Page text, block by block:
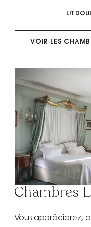
LIT
VOIR LES
Chambres
Vous apprécierez,